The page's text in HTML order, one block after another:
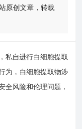
原创文章，转载
私自进行白细胞提取
为，白细胞提取物涉
全风险和伦理问题，